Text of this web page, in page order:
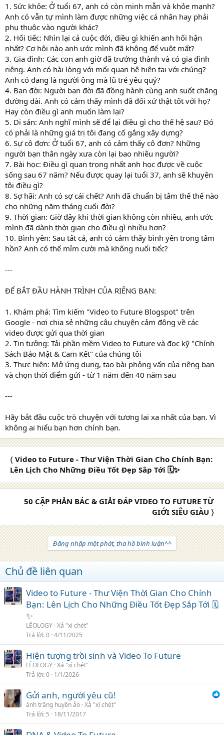
1. Sức khỏe: Ở tuổi 67, anh có còn minh mẫn và khỏe mạnh?
Anh có vẫn tự mình làm được những việc cá nhân hay phải
phụ thuộc vào người khác?
2. Hối tiếc: Nhìn lại cả cuộc đời, điều gì khiến anh hối hận
nhất? Cơ hội nào anh ước mình đã không để vuột mất?
3. Gia đình: Các con anh giờ đã trưởng thành và có gia đình
riêng. Anh có hài lòng với mối quan hệ hiện tại với chúng?
Anh có đang là người ông mà lũ trẻ yêu quý?
4. Bạn đời: Người bạn đời đã đồng hành cùng anh suốt chặng
đường dài. Anh có cảm thấy mình đã đối xử thật tốt với họ?
Hay còn điều gì anh muốn làm lại?
5. Di sản: Anh nghĩ mình sẽ để lại điều gì cho thế hệ sau? Đó
có phải là những giá trị tôi đang cố gắng xây dựng?
6. Sự cô đơn: Ở tuổi 67, anh có cảm thấy cô đơn? Những
người bạn thân ngày xưa còn lại bao nhiêu người?
7. Bài học: Điều gì quan trọng nhất anh học được về cuộc
sống sau 67 năm? Nếu được quay lại tuổi 37, anh sẽ khuyên
tôi điều gì?
8. Sợ hãi: Anh có sợ cái chết? Anh đã chuẩn bị tâm thế thế nào
cho những năm tháng cuối đời?
9. Thời gian: Giờ đây khi thời gian không còn nhiều, anh ước
mình đã dành thời gian cho điều gì nhiều hơn?
10. Bình yên: Sau tất cả, anh có cảm thấy bình yên trong tâm
hồn? Anh có thể mỉm cười mà không nuối tiếc?
---
ĐỂ BẮT ĐẦU HÀNH TRÌNH CỦA RIÊNG BẠN:
1. Khám phá: Tìm kiếm "Video to Future Blogspot" trên
Google - nơi chia sẻ những câu chuyện cảm động về các
video được gửi qua thời gian
2. Tin tưởng: Tải phần mềm Video to Future và đọc kỹ "Chính
Sách Bảo Mật & Cam Kết" của chúng tôi
3. Thực hiện: Mở ứng dụng, tạo bài phỏng vấn của riêng bạn
và chọn thời điểm gửi - từ 1 năm đến 40 năm sau
---
Hãy bắt đầu cuộc trò chuyện với tương lai xa nhất của bạn. Vì
không ai hiểu bạn hơn chính bạn.
〈 Video to Future - Thư Viện Thời Gian Cho Chính Bạn:
Lên Lịch Cho Những Điều Tốt Đẹp Sắp Tới 🗓️✨
50 CẶP PHẢN BÁC & GIẢI ĐÁP VIDEO TO FUTURE TỪ
GIỚI SIÊU GIÀU 〉
Đăng nhập một phát, tha hồ bình luận^^
Chủ đề liên quan
Video to Future - Thư Viện Thời Gian Cho Chính
Bạn: Lên Lịch Cho Những Điều Tốt Đẹp Sắp Tới 🗓️
✨
LÊOLOGY Xả "xì chét"
Trả lời 0 4/11/2025
Hiện tượng trồi sinh và Video To Future
LÊOLOGY Xả "xì chét"
Trả lời 0 1/1/2026
Gửi anh, người yêu cũ!
ánh trăng huyền ảo Xả "xì chét"
Trả lời 5 18/11/2017